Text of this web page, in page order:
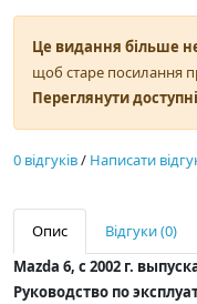
Це видання більше
щоб старе посилання
Переглянути
0 відгуків/ Написати
Опис
Відгуки (0)
Mazda 6, с 2002 г.
Руководство по